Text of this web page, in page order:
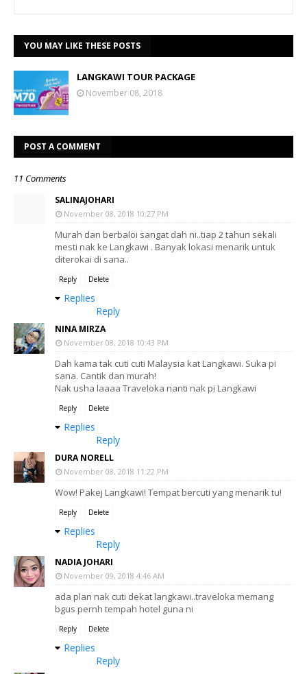
YOU MAY LIKE THESE POSTS
LANGKAWI TOUR PACKAGE
November 08, 2018
POST A COMMENT
11 Comments
SALINAJOHARI
November 08, 2018 10:27 PM
Murah dan berbaloi sangat dah ni..tiap 2 tahun sekali
mesti nak ke Langkawi . Banyak lokasi menarik untuk
diterokai di sana..
Reply Delete
Replies
Reply
NINA MIRZA
November 08, 2018 10:43 PM
Dah kama tak cuti cuti Malaysia kat Langkawi. Suka pi
sana. Cantik dan murah!
Nak usha laaaa Traveloka nanti nak pi Langkawi
Reply Delete
Replies
Reply
DURA NORELL
November 08, 2018 11:22 PM
Wow! Pakej Langkawi! Tempat bercuti yang menarik tu!
Reply Delete
Replies
Reply
NADIA JOHARI
November 09, 2018 4:46 AM
ada plan nak cuti dekat langkawi..traveloka memang
bgus pernh tempah hotel guna ni
Reply Delete
Replies
Reply